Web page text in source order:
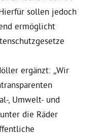
sollen jedoch
ermöglicht
ergänzt: „Wir
, Umwelt- und
die Räder